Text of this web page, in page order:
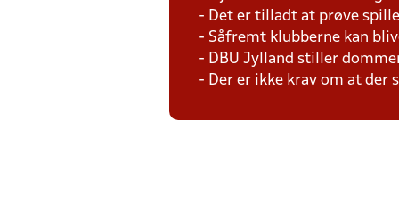
- Det er tilladt at prøve
- Såfremt klubberne kan
- DBU Jylland stiller
- Der er ikke krav om at